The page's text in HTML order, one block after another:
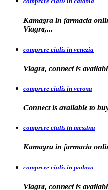
Kamagra in farmacia
Viagra,...
comprare cialis in venezia
Viagra, connect is
comprare cialis in verona
Connect is available to
comprare cialis in messina
Kamagra in farmacia
comprare cialis in padova
Viagra, connect is